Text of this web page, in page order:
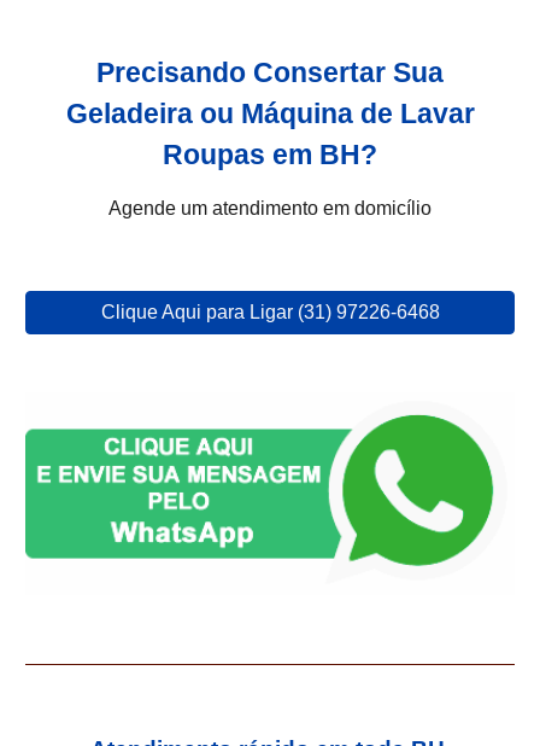
Precisando Consertar Sua
Geladeira ou Máquina de Lavar
Roupas em BH?
Agende um atendimento em domicílio
Clique Aqui para Ligar (31) 97226-6468